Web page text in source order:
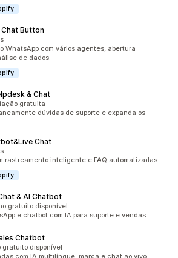
Button
todo
WhatsApp com vários agentes, abertura
de dados.
& Chat
todogratuita
dúvidas de suporte e expanda os
Chat
todo
rastreamento inteligente e FAQ automatizadas
& AI Chatbot
todo
gratuito disponível
e chatbot com IA para suporte e vendas
Chatbot
todo
gratuito disponível
com IA multilíngue, marca e chat ao vivo.